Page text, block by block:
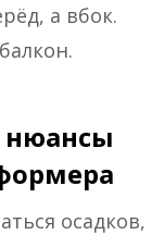
а вбок.
нюансы
осадков,